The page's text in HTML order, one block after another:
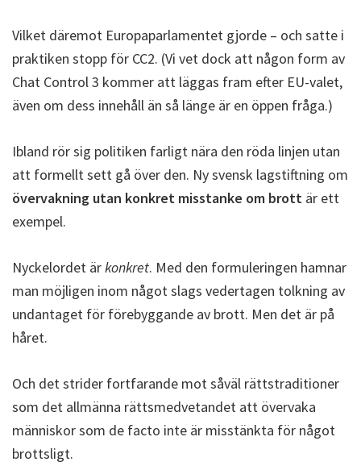
Vilket däremot Europaparlamentet gjorde – och satte i
praktiken stopp för CC2. (Vi vet dock att någon form av
Chat Control 3 kommer att läggas fram efter EU-valet,
även om dess innehåll än så länge är en öppen fråga.)
Ibland rör sig politiken farligt nära den röda linjen utan
att formellt sett gå över den. Ny svensk lagstiftning om
övervakning utan konkret misstanke om brott är ett
exempel.
Nyckelordet ärkonkret. Med den formuleringen hamnar
man möjligen inom något slags vedertagen tolkning av
undantaget för förebyggande av brott. Men det är på
håret.
Och det strider fortfarande mot såväl rättstraditioner
som det allmänna rättsmedvetandet att övervaka
människor som de facto inte är misstänkta för något
brottsligt.